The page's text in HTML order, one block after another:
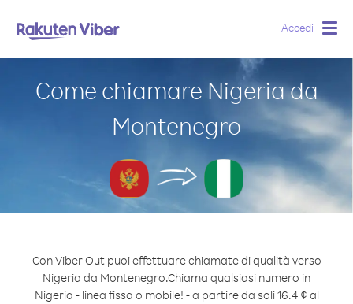
Accedi
Come chiamare Nigeria da
Montenegro
Con Viber Out puoi effettuare chiamate di qualità verso
Nigeria da Montenegro.Chiama qualsiasi numero in
Nigeria - linea fissa o mobile! - a partire da soli 16.4 ¢ al